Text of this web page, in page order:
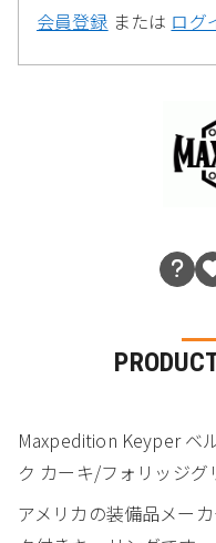
会員登録 または ログ
Maxpedition Keyper ベ
ク カーキ/フォリッジグ
アメリカの装備品メー